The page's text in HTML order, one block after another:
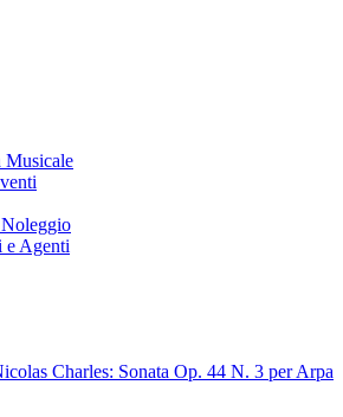
e Agenti
Charles: Sonata Op. 44 N. 3 per Arpa